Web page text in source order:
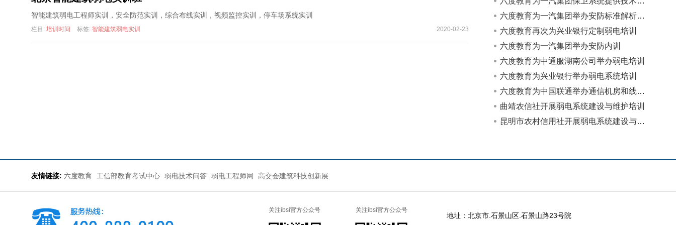
智能建筑弱电工程师实训，安全防范实训，综合布线实训，视频监控实训，停车场系统实训
栏目: 培训时间 标签: 智能建筑弱电实训 2020-02-23
六度教育为一汽集团举办安防标准解析培训
六度教育再次为兴业银行定制弱电培训
六度教育为一汽集团举办安防内训
六度教育为中通服湖南公司举办弱电培训
六度教育为兴业银行举办弱电系统培训
六度教育为中国联通举办通信机房和线缆知识培训
曲靖农信社开展弱电系统建设与维护培训
昆明市农村信用社开展弱电系统建设与维护培训
友情链接: 六度教育 工信部教育考试中心 弱电技术问答 弱电工程师网 高交会建筑科技创新展
关注ibsi官方公众号 关注ibsi官方公众号
地址：北京市.石景山区.石景山路23号院